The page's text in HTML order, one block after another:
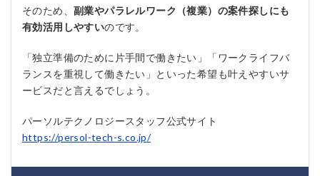
そのため、 副業やパラレルワーク（複業）の案件探しにも
有効活用しやすいのです。
「独立準備のために片手間で働きたい」「ワークライフバ
ランスを重視して働きたい」といった希望も叶えやすいサ
ービスだと言えるでしょう。
パーソルテクノロジースタッフ公式サイト
https://persol-tech-s.co.jp/